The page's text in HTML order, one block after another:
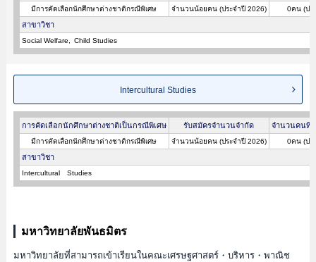
มีการคัดเลือกนักศึกษาต่างชาติกรณีพิเศษ จำนวนน้อยคน (ประจำปี 2026) 0คน (ปร
สาขาวิชา
Social Welfare Child Studies
Intercultural Studies
การคัดเลือกนักศึกษาต่างชาติเป็นกรณีพิเศษ รับสมัครจำนวนจำกัด จำนวนคนที่
มีการคัดเลือกนักศึกษาต่างชาติกรณีพิเศษ จำนวนน้อยคน (ประจำปี 2026) 0คน (ปร
สาขาวิชา
Intercultural Studies
มหาวิทยาลัยพันธมิตร
มหาวิทยาลัยที่สามารถเข้าเรียนในคณะเศรษฐศาสตร์・บริหาร・พาณิช